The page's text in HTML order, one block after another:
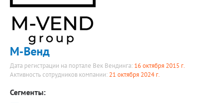
М-Венд
Дата регистрации на портале Век Вендинга: 16 октября 2015 г.
Активность сотрудников компании: 21 октября 2024 г.
Сегменты: